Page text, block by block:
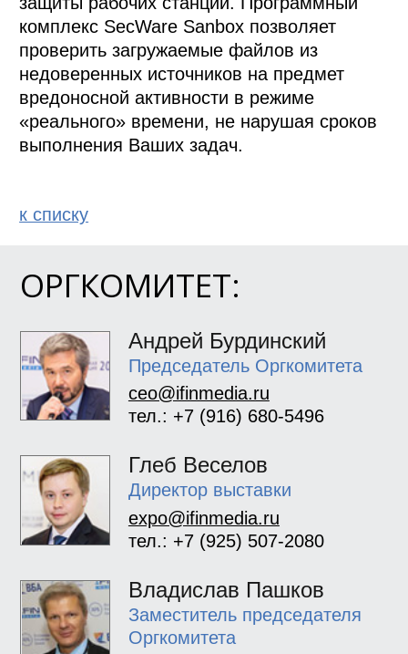
ОРГКОМИТЕТ:
Андрей Бурдинский
Председатель Оргкомитета
ceo@ifinmedia.ru
тел.: +7 (916) 680-5496
Глеб Веселов
Директор выставки
expo@ifinmedia.ru
тел.: +7 (925) 507-2080
Владислав Пашков
Заместитель председателя
Оргкомитета
комплекс SecWare Sanbox позволяет
проверить загружаемые файлов из
недоверенных источников на предмет
вредоносной активности в режиме
«реального» времени, не нарушая сроков
выполнения Ваших задач.
к спиcку